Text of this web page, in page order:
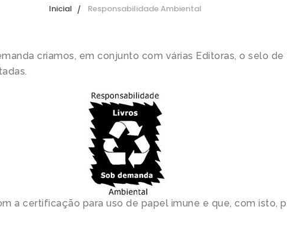
Inicial Responsabilidade Ambiental
criamos, em conjunto com várias Editoras, o selo
a certificação para uso de papel imune e que, com isto,